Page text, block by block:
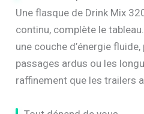
Une flasque de Drink Mix
continu, complète le
une couche d’énergie
passages ardus ou les
raffinement que les trailers